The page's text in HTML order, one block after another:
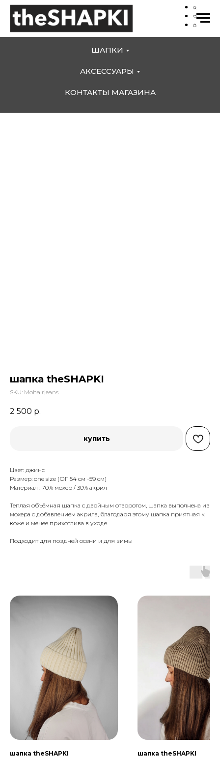
ШАПКИ
АКСЕССУАРЫ
КОНТАКТЫ МАГАЗИНА
шапка theSHAPKI
SKU: Mohairjeans
2 500 р.
купить
Цвет: джинс
Размер: one size (ОГ 54 см -59 см)
Материал : 70% мохер / 30% акрил
Теплая объёмная шапка с двойным отворотом, шапка выполнена из
мохера с добавлением акрила, благодаря этому шапка приятная к
коже и менее прихотлива в уходе.
Подходит для поздней осени и для зимы
шапка theSHAPKI
шапка theSHAPKI